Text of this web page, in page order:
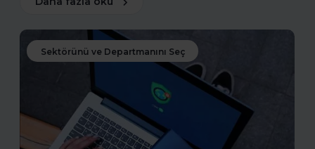
Sektörünü ve Departmanını Seç